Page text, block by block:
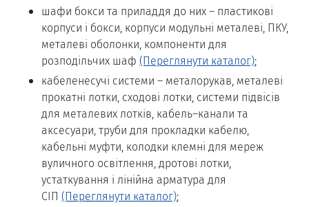
шафи бокси та приладдя до них – пластикові
корпуси і бокси, корпуси модульні металеві, ПКУ,
металеві оболонки, компоненти для
розподільчих шаф (Переглянути каталог);
кабеленесучі системи – металорукав, металеві
прокатні лотки, сходові лотки, системи підвісів
для металевих лотків, кабель–канали та
аксесуари, труби для прокладки кабелю,
кабельні муфти, колодки клемні для мереж
вуличного освітлення, дротові лотки,
устаткування і лінійна арматура для
СІП (Переглянути каталог);